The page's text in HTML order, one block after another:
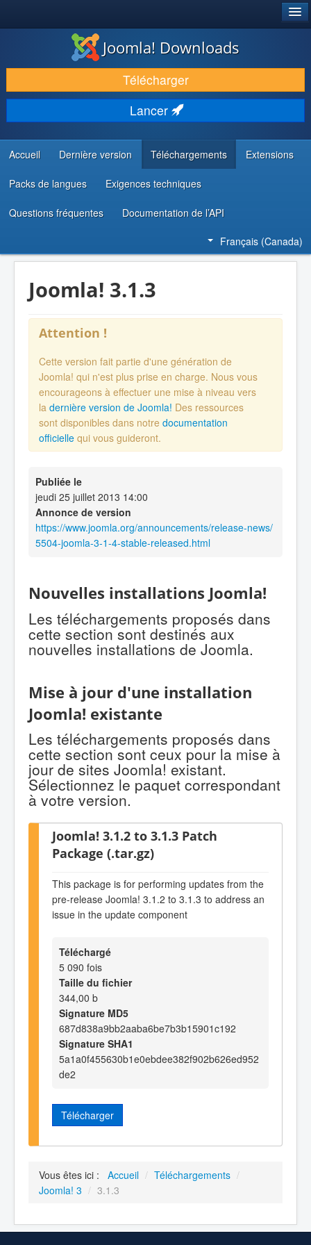
TÉLÉCHARGER & ENRICHIR
DÉCOUVRIR & APPRENDRE
COMMUNAUTÉ & SUPPORT
RESSOURCES DÉVELOPPEURS
Joomla! Downloads
Télécharger
Lancer
Accueil Dernière version Téléchargements Extensions
Packs de langues Exigences techniques
Questions fréquentes Documentation de l’API
Français (Canada)
Joomla! 3.1.3
Attention !
Cette version fait partie d'une génération de
Joomla! qui n'est plus prise en charge. Nous vous
encourageons à effectuer une mise à niveau vers
la dernière version de Joomla! Des ressources
sont disponibles dans notre documentation
officielle qui vous guideront.
Publiée le
jeudi 25 juillet 2013 14:00
Annonce de version
https://www.joomla.org/announcements/release-news/
5504-joomla-3-1-4-stable-released.html
Nouvelles installations Joomla!
Les téléchargements proposés dans
cette section sont destinés aux
nouvelles installations de Joomla.
Mise à jour d'une installation
Joomla! existante
Les téléchargements proposés dans
cette section sont ceux pour la mise à
jour de sites Joomla! existant.
Sélectionnez le paquet correspondant
à votre version.
Joomla! 3.1.2 to 3.1.3 Patch
Package (.tar.gz)
This package is for performing updates from the
pre-release Joomla! 3.1.2 to 3.1.3 to address an
issue in the update component
Téléchargé
5 090 fois
Taille du fichier
344,00 b
Signature MD5
687d838a9bb2aaba6be7b3b15901c192
Signature SHA1
5a1a0f455630b1e0ebdee382f902b626ed952
de2
Télécharger
Vous êtes ici : Accueil / Téléchargements /
Joomla! 3 / 3.1.3